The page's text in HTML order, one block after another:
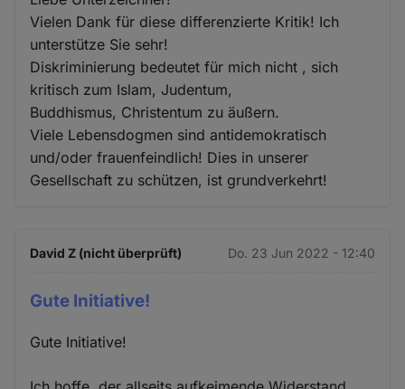
Vielen Dank für diese differenzierte Kritik! Ich
unterstütze Sie sehr!
Diskriminierung bedeutet für mich nicht , sich
kritisch zum Islam, Judentum,
Buddhismus, Christentum zu äußern.
Viele Lebensdogmen sind antidemokratisch
und/oder frauenfeindlich! Dies in unserer
Gesellschaft zu schützen, ist grundverkehrt!
David Z (nicht überprüft) Do. 23 Jun 2022 - 12:40
Gute Initiative!
Gute Initiative!